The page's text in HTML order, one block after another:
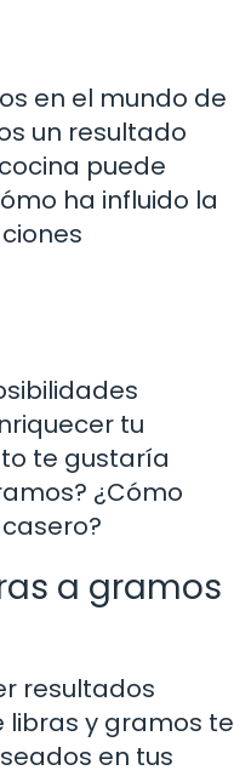
en el mundo de
un resultado
puede
ha influido la
tu
te gustaría
¿Cómo
a gramos
resultados
libras y gramos te
en tus